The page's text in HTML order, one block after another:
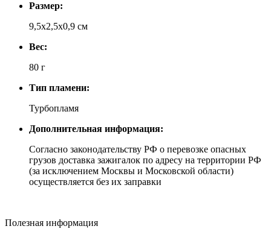
Размер:
9,5x2,5x0,9 см
Вес:
80 г
Тип пламени:
Турбопламя
Дополнительная информация:
Согласно законодательству РФ о перевозке опасных
грузов доставка зажигалок по адресу на территории РФ
(за исключением Москвы и Московской области)
осуществляется без их заправки
Полезная информация